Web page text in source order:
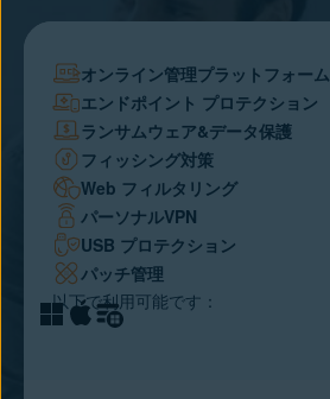
オンライン管理プラットフォーム
エンドポイント プロテクション
ランサムウェア&データ保護
フィッシング対策
Web フィルタリング
パーソナルVPN
USB プロテクション
パッチ管理
以下で利用可能です：